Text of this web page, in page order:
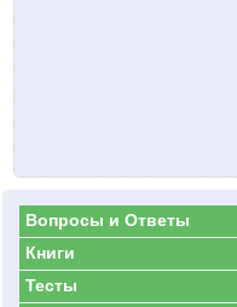
Вопросы и Ответы
Книги
Тесты